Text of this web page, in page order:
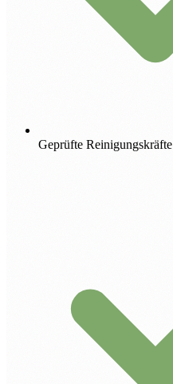
Geprüfte Reinigungskräfte